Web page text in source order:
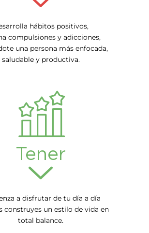
hábitos positivos,
compulsiones y adicciones,
una persona más enfocada,
saludable y productiva.
Tener
a disfrutar de tu día a día
construyes un estilo de vida en
total balance.